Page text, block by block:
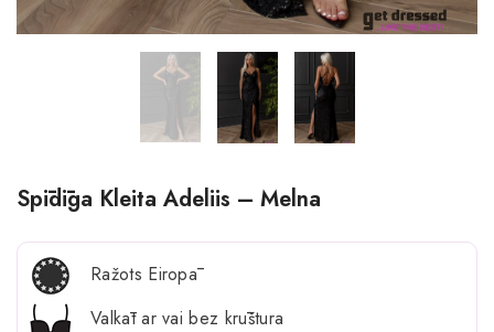
Spīdīga Kleita Adeliis – Melna
Ražots Eiropā
Valkāt ar vai bez krūštura